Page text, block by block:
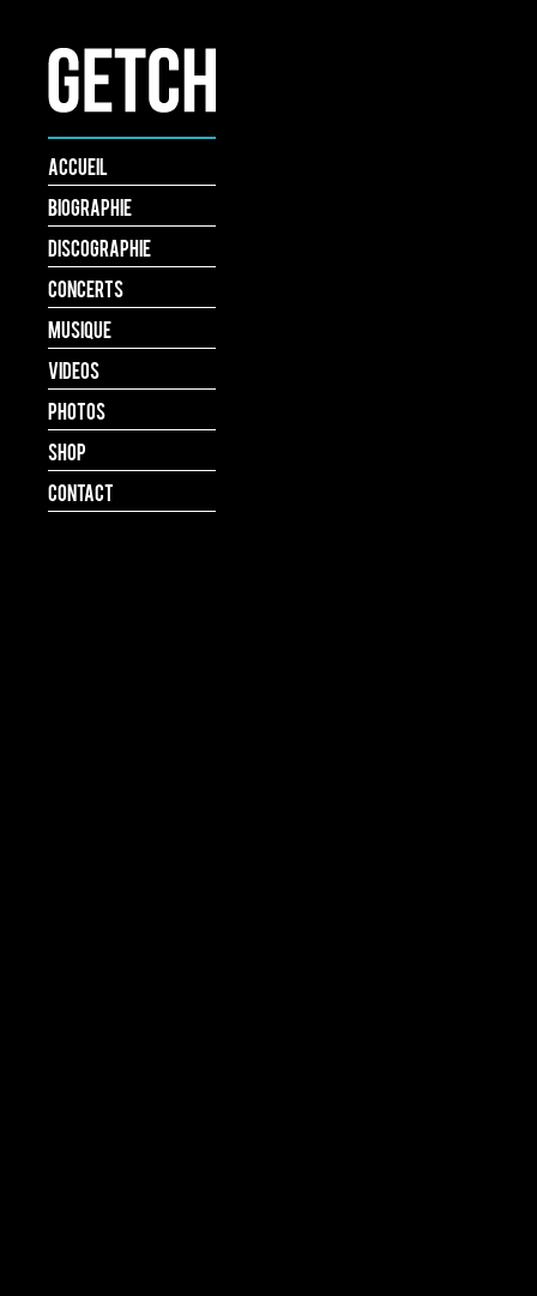
Accueil
Biographie
Discographie
Concerts
Musique
Videos
Photos
Shop
Contact